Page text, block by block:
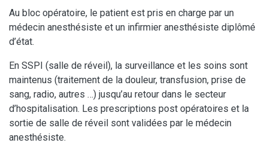
Au bloc opératoire, le patient est pris en charge par un
médecin anesthésiste et un infirmier anesthésiste diplômé
d’état.
En SSPI (salle de réveil), la surveillance et les soins sont
maintenus (traitement de la douleur, transfusion, prise de
sang, radio, autres …) jusqu’au retour dans le secteur
d’hospitalisation. Les prescriptions post opératoires et la
sortie de salle de réveil sont validées par le médecin
anesthésiste.